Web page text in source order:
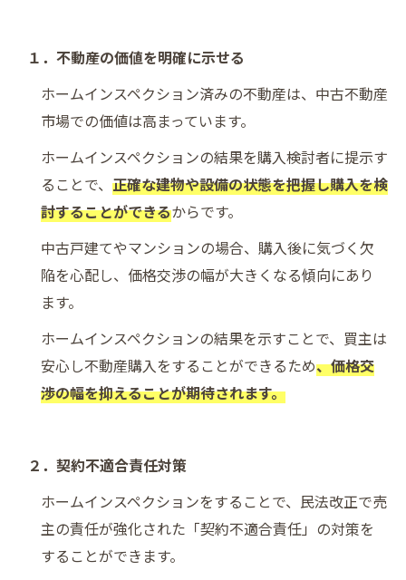
１．不動産の価値を明確に示せる
ホームインスペクション済みの不動産は、中古不動産
市場での価値は高まっています。
ホームインスペクションの結果を購入検討者に提示す
ることで、 正確な建物や設備の状態を把握し購入を検
討することができるからです。
中古戸建てやマンションの場合、購入後に気づく欠
陥を心配し、価格交渉の幅が大きくなる傾向にあり
ます。
ホームインスペクションの結果を示すことで、買主は
安心し不動産購入をすることができるため、価格交
渉の幅を抑えることが期待されます。
２．契約不適合責任対策
ホームインスペクションをすることで、民法改正で売
主の責任が強化された「契約不適合責任」の対策を
することができます。